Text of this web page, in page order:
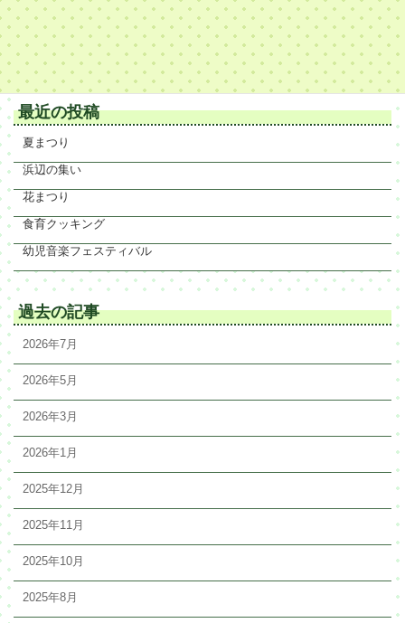
かき氷を食べました☆
2022年8月29日
最近の投稿
夏まつり
浜辺の集い
花まつり
食育クッキング
幼児音楽フェスティバル
過去の記事
2026年7月
2026年5月
2026年3月
2026年1月
2025年12月
2025年11月
2025年10月
2025年8月